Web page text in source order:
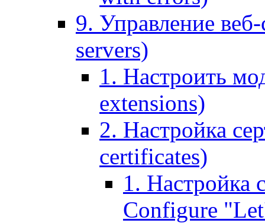
9. Управление
servers)
1. Настроить
extensions)
2. Настройка
certificates)
1. Настройка
Configure